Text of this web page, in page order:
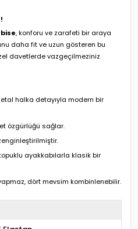
, konforu ve zarafeti bir araya
daha fit ve uzun gösteren bu
davetlerde vazgeçilmeziniz
halka detayıyla modern bir
özgürlüğü sağlar.
ayakkabılarla klasik bir
dört mevsim kombinlenebilir.